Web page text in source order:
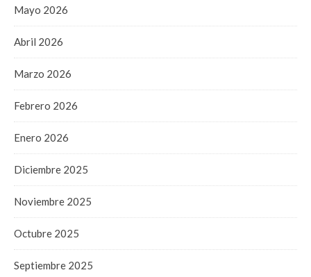
Mayo 2026
Abril 2026
Marzo 2026
Febrero 2026
Enero 2026
Diciembre 2025
Noviembre 2025
Octubre 2025
Septiembre 2025